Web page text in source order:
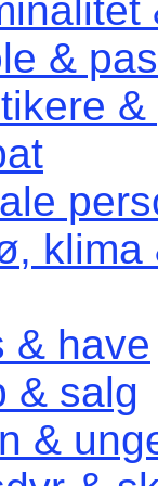
&
&
klima
& have
& salg
&